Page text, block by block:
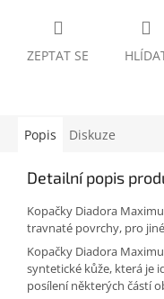
ZEPTAT SE
Popis Diskuze
Detailní popis
Kopačky Diadora
travnaté povrchy, pro
Kopačky Diadora
syntetické kůže, která je
posílení některých částí